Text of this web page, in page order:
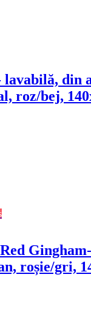
lavabilă, din
roz/bej,
Gingham
roșie/gri,